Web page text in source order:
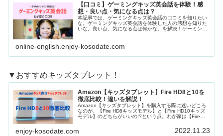
【口コミ】ゲーミングキッズ英会話を体験！感
想・良い点・気になる点は？
本記事では、ゲーミングキッズ英会話の口コミを知りたい
な。ゲーミングキッズ英会話を体験した人の感想を知りた
いな。良い点、気になる点は何かな。を解決！ゲーミング
online-english.enjoy-kosodate.com
▼おすすめキッズタブレット！
Amazon【キッズタブレット】Fire HD8と10を
徹底比較！違いを解説！
Amazon【キッズタブレット】を購入する際に迷いどころ
なのが、【Fire HD8キッズモデル】と【Fire HD10キッズ
モデル】のどちらがいいの!?という点。わが家は【Fire
enjoy-kosodate.com 2022.11.23